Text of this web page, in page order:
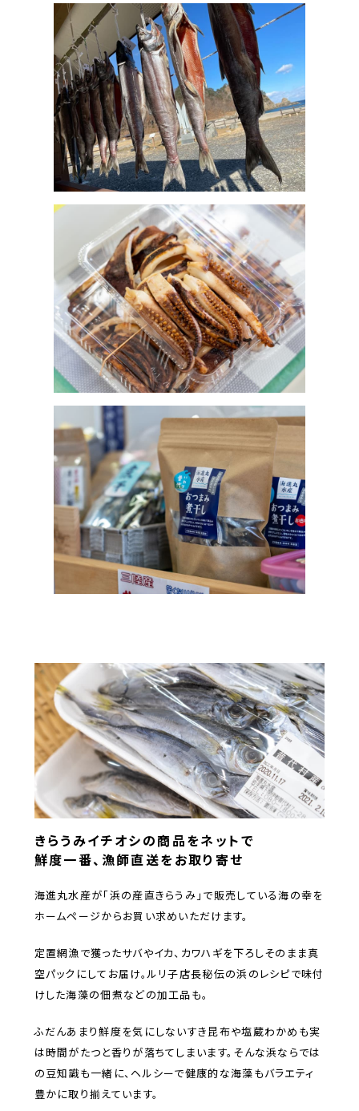
きらうみイチオシの商品をネットで
鮮度一番、漁師直送をお取り寄せ
海進丸水産が「浜の産直きらうみ」で販売している海の幸を
ホームページからお買い求めいただけます。
定置網漁で獲ったサバやイカ、カワハギを下ろしそのまま真
空パックにしてお届け。ルリ子店長秘伝の浜のレシピで味付
けした海藻の佃煮などの加工品も。
ふだんあまり鮮度を気にしないすき昆布や塩蔵わかめも実
は時間がたつと香りが落ちてしまいます。そんな浜ならでは
の豆知識も一緒に、ヘルシーで健康的な海藻もバラエティ
豊かに取り揃えています。